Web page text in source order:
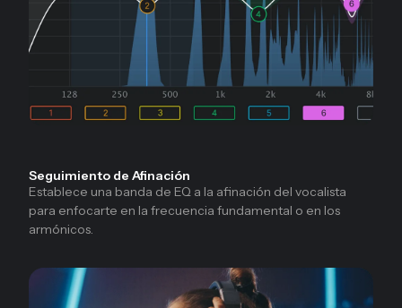
Seguimiento de Afinación
Establece una banda de EQ a la afinación del vocalista
para enfocarte en la frecuencia fundamental o en los
armónicos.